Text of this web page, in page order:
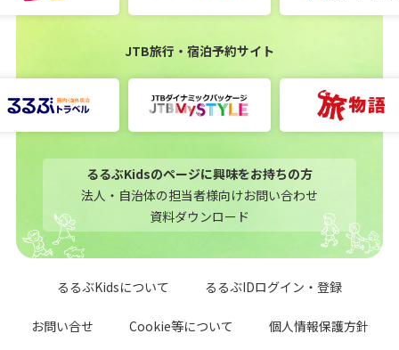
JTB旅行・宿泊予約サイト
るるぶKidsのページに興味をお持ちの方
法人・自治体の担当者様向けお問い合わせ
資料ダウンロード
るるぶKidsについて るるぶIDログイン・登録
お問い合せ Cookie等について 個人情報保護方針